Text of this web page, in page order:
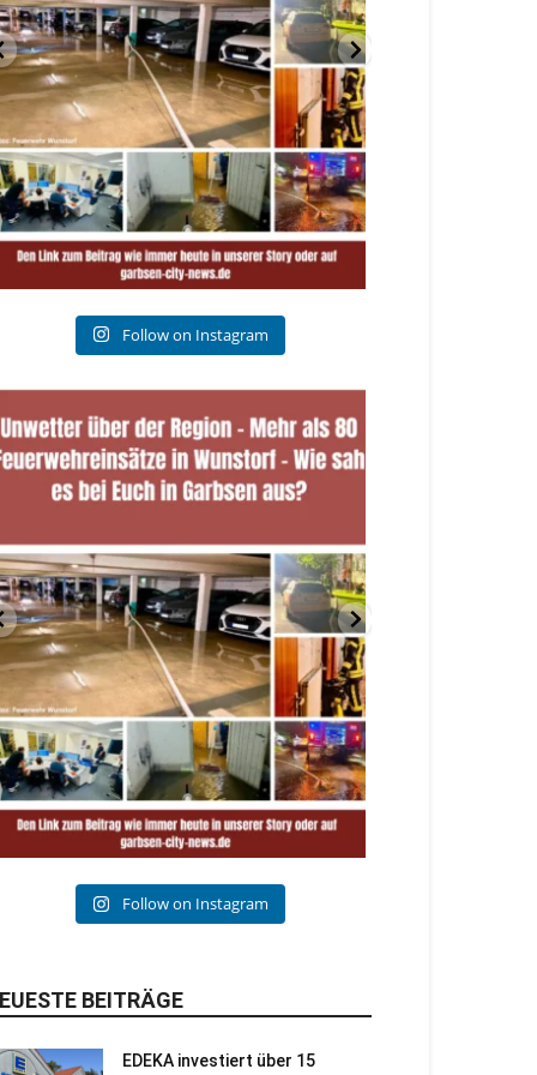
Follow on Instagram
Follow on Instagram
BEITRÄGE
EDEKA investiert über 15